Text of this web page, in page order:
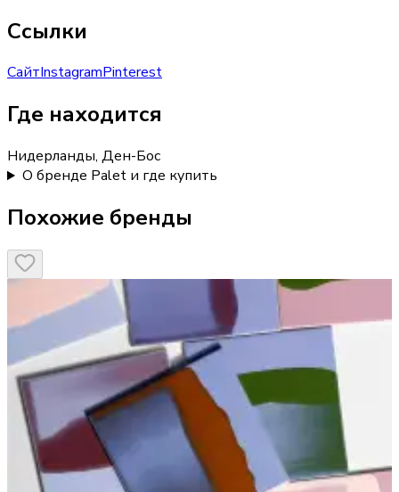
Ссылки
СайтInstagramPinterest
Где находится
Нидерланды, Ден-Бос
О бренде Palet и где купить
Похожие бренды